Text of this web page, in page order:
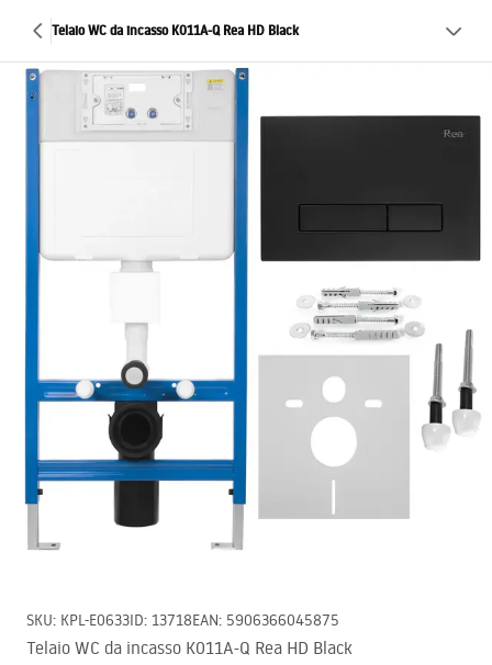
Telaio WC da incasso K011A-Q Rea HD Black
SKU: KPL-E0633ID: 13718EAN: 5906366045875
Telaio WC da incasso K011A-Q Rea HD Black